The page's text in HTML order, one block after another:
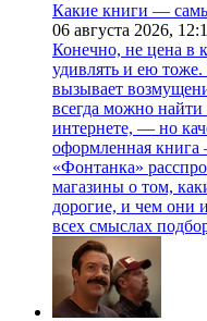
Какие книги —
06 августа 2026,
Конечно, не цена в
удивлять и ею тоже.
вызывает
всегда можно
интернете, — но
оформленная книга
«Фонтанка»
магазины о том,
дорогие, и чем они
всех смыслах